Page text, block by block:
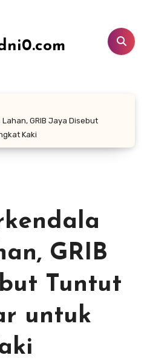
GRIB Jaya Disebut
Kaki
GRIB
Tuntut
untuk